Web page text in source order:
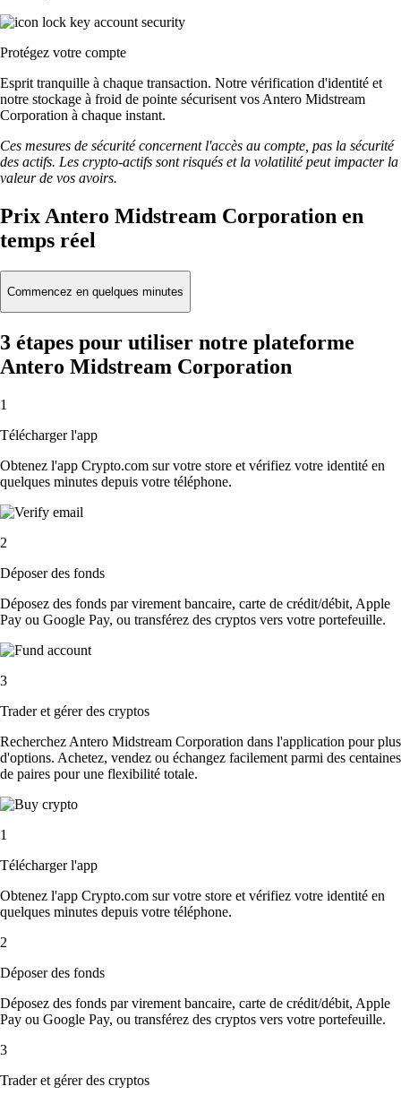
Protégez votre compte
Esprit tranquille à chaque transaction. Notre vérification d'identité et
notre stockage à froid de pointe sécurisent vos Antero Midstream
Corporation à chaque instant.
Ces mesures de sécurité concernent l'accès au compte, pas la sécurité
des actifs. Les crypto-actifs sont risqués et la volatilité peut impacter la
valeur de vos avoirs.
Prix Antero Midstream Corporation en
temps réel
Commencez en quelques minutes
3 étapes pour utiliser notre plateforme
Antero Midstream Corporation
1
Télécharger l'app
Obtenez l'app Crypto.com sur votre store et vérifiez votre identité en
quelques minutes depuis votre téléphone.
2
Déposer des fonds
Déposez des fonds par virement bancaire, carte de crédit/débit, Apple
Pay ou Google Pay, ou transférez des cryptos vers votre portefeuille.
3
Trader et gérer des cryptos
Recherchez Antero Midstream Corporation dans l'application pour plus
d'options. Achetez, vendez ou échangez facilement parmi des centaines
de paires pour une flexibilité totale.
1
Télécharger l'app
Obtenez l'app Crypto.com sur votre store et vérifiez votre identité en
quelques minutes depuis votre téléphone.
2
Déposer des fonds
Déposez des fonds par virement bancaire, carte de crédit/débit, Apple
Pay ou Google Pay, ou transférez des cryptos vers votre portefeuille.
3
Trader et gérer des cryptos